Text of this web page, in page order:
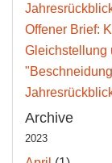
Offener Brief:
Gleichstellung
Archive
2023